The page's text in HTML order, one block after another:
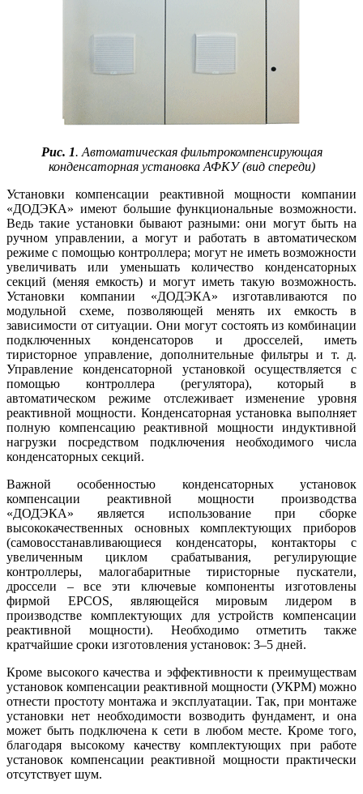
Рис. 1. Автоматическая фильтрокомпенсирующая
конденсаторная установка АФКУ (вид спереди)
Установки компенсации реактивной мощности компании
­«ДОДЭКА» имеют большие функциональные возможности.
Ведь такие установки бывают разными: они могут быть на
ручном управлении, а могут и работать в автоматическом
режиме с помощью контроллера; могут не иметь возможности
увеличивать или уменьшать количество конденсаторных
секций (меняя емкость) и могут иметь такую возможность.
Установки компании «ДОДЭКА» изготавливаются по
модульной схеме, позволяющей менять их емкость в
зависимости от ситуации. Они могут состоять из комбинации
подключенных конденсаторов и дросселей, иметь
тиристорное управление, дополнительные фильтры и т. д.
Управление конденсаторной установкой осуществляется с
помощью контроллера (регулятора), который в
автоматическом режиме отслеживает изменение уровня
реактивной мощности. Конденсаторная установка выполняет
полную компенсацию реактивной мощности индуктивной
нагрузки посредством подключения необходимого числа
конденсаторных секций.
Важной особенностью конденсаторных установок
компенсации реактивной мощности производства
«ДОДЭКА» является использование при сборке
высококачественных основных комплектующих приборов
(самовосстанавливающиеся конденсаторы, контакторы с
увеличенным циклом срабатывания, регулирующие
контроллеры, малогабаритные тиристорные пускатели,
дроссели – все эти ключевые компоненты изготовлены
фирмой EPCOS, являющейся мировым лидером в
производстве комплектующих для устройств компенсации
реактивной мощности). Необходимо отметить также
кратчайшие сроки изготовления установок: 3–5 дней.
Кроме высокого качества и эффективности к преимуществам
установок компенсации реактивной мощности (УКРМ) можно
отнести простоту монтажа и эксплуатации. Так, при монтаже
установки нет необходимости возводить фундамент, и она
может быть подключена к сети в любом месте. Кроме того,
благодаря высокому качеству комплектующих при работе
установок компенсации реактивной мощности практически
отсутствует шум.